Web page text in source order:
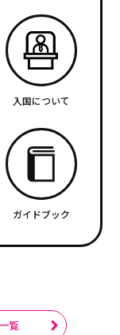
入国について
ガイドブック
覧